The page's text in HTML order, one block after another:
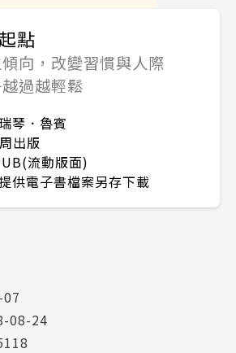
點
向，改變習慣與人際
過越輕鬆
琴．魯賓
出版
流動版面)
供電子書檔案另存下載
08-24